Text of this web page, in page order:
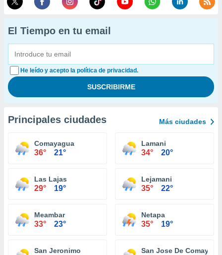
El Tiempo en tu email
He leído y acepto la política de privacidad.
Principales ciudades Más ciudades
Comayagua
36° 21°
Lamani
34° 20°
Las Lajas
29° 19°
Lejamani
35° 22°
Meambar
33° 23°
Netapa
35° 19°
San Jeronimo San Jose De